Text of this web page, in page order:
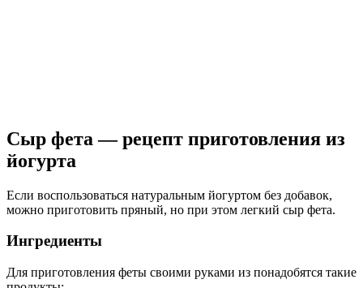
Сыр фета — рецепт приготовления из
йогурта
Если воспользоваться натуральным йогуртом без добавок,
можно приготовить пряный, но при этом легкий сыр фета.
Ингредиенты
Для приготовления феты своими руками из понадобятся такие